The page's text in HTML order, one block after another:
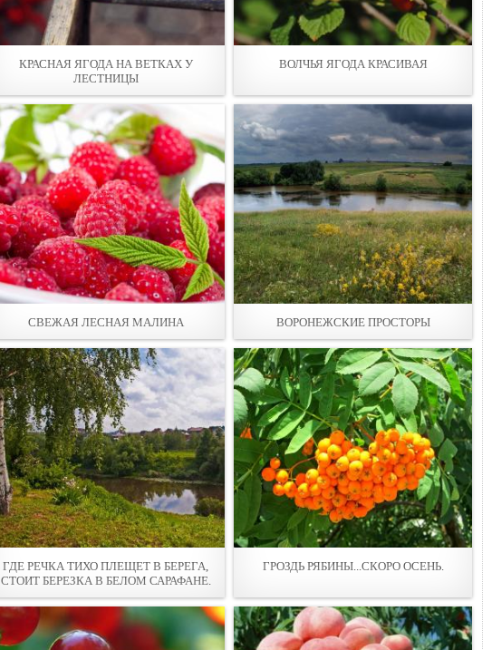
КРАСНAЯ ЯГОДА НА ВЕТКАХ У
ЛЕСТНИЦЫ
ВОЛЧЬЯ ЯГОДА КРАСИВАЯ
СВЕЖАЯ ЛEСНАЯ МАЛИНА ВОРОНЕЖСКИЕ ПРОСТОРЫ
ГДЕ РЕЧКА ТИХО ПЛЕЩЕТ В БЕРЕГА,
СТОИТ БЕРЕЗКА В БЕЛОМ САРАФАНЕ.
ГРОЗДЬ РЯБИНЫ...СКОРО ОСЕНЬ.